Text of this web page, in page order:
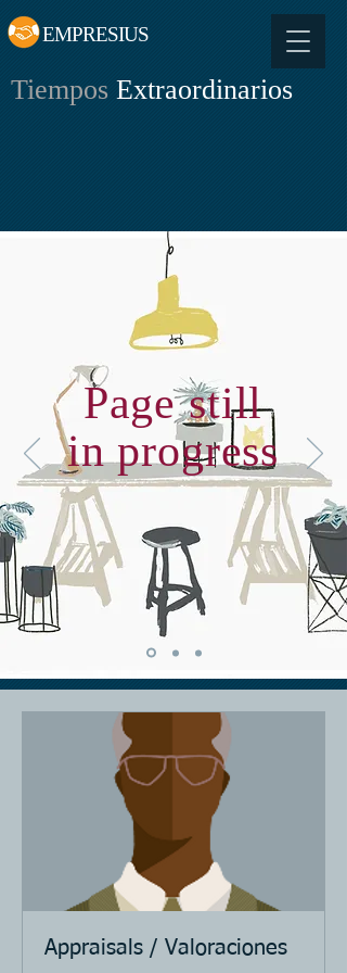
EMPRESIUS
Tiempos Extraordinarios
Page still
in progress
Appraisals / Valoraciones